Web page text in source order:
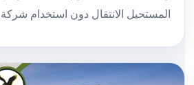
المستحيل الانتقال دون استخدام